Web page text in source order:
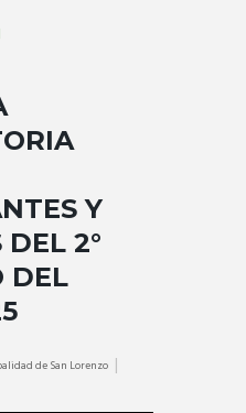
Y
DEL 2°
DEL
de San Lorenzo